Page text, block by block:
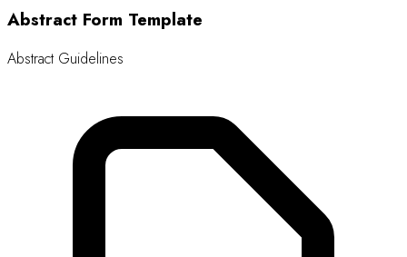
Abstract Form Template
Abstract Guidelines